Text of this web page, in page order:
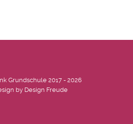
Grundschule 2017 - 2026
by Design Freude